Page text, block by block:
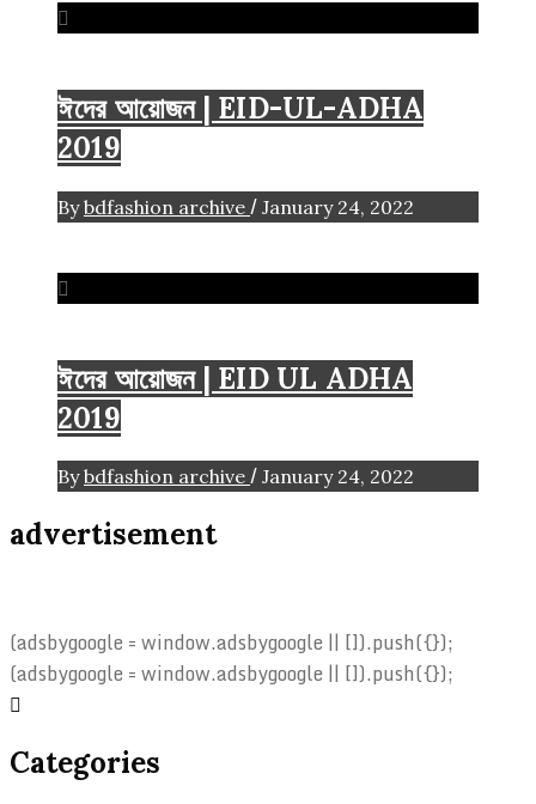
ঈদের আয়োজন | EID-UL-ADHA
2019
By bdfashion archive / January 24, 2022
ঈদের আয়োজন | EID UL ADHA
2019
By bdfashion archive / January 24, 2022
advertisement
(adsbygoogle = window.adsbygoogle || []).push({});
(adsbygoogle = window.adsbygoogle || []).push({});
Categories